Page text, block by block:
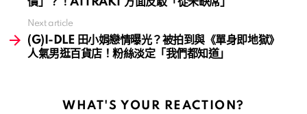
Next article
(G)I-DLE 田小娟戀情曝光？被拍到與《單身即地獄》
人氣男逛百貨店！粉絲淡定「我們都知道」
WHAT'S YOUR REACTION?